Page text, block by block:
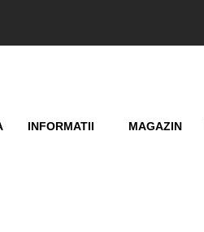
INFORMATII MAGAZIN